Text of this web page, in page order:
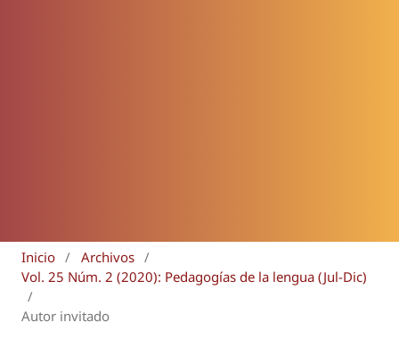
Inicio / Archivos /
Vol. 25 Núm. 2 (2020): Pedagogías de la lengua (Jul-Dic)
/
Autor invitado